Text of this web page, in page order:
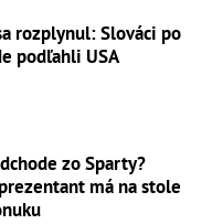
rozplynul: Slováci po
podľahli USA
zo Sparty?
má na stole